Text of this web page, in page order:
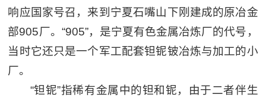
响应国家号召，来到宁夏石嘴山下刚建成的原冶金
部905厂。“905”，是宁夏有色金属冶炼厂的代号，
当时它还只是一个军工配套钽铌铍冶炼与加工的小
厂。
“钽铌”指稀有金属中的钽和铌，由于二者伴生